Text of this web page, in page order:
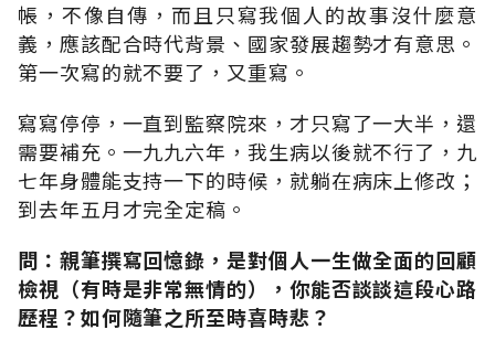
帳，不像自傳，而且只寫我個人的故事沒什麼意
義，應該配合時代背景、國家發展趨勢才有意思。
第一次寫的就不要了，又重寫。
寫寫停停，一直到監察院來，才只寫了一大半，還
需要補充。一九九六年，我生病以後就不行了，九
七年身體能支持一下的時候，就躺在病床上修改；
到去年五月才完全定稿。
問：親筆撰寫回憶錄，是對個人一生做全面的回顧
檢視（有時是非常無情的），你能否談談這段心路
歷程？如何隨筆之所至時喜時悲？